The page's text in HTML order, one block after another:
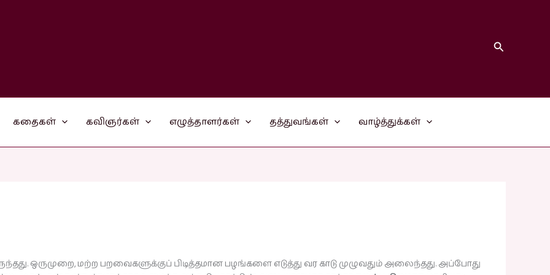
Search
கதைகள் கவிஞர்கள் எழுத்தாளர்கள் தத்துவங்கள் வாழ்த்துக்கள்
ஒருமுறை, மற்ற பறவைகளுக்குப் பிடித்தமான பழங்களை எடுத்து வர காடு முழுவதும் அலைந்தது. அப்போது